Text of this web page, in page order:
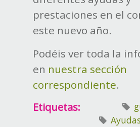
prestaciones en el
este nuevo año.
Podéis ver toda la
en nuestra sección
correspondiente.
Etiquetas: